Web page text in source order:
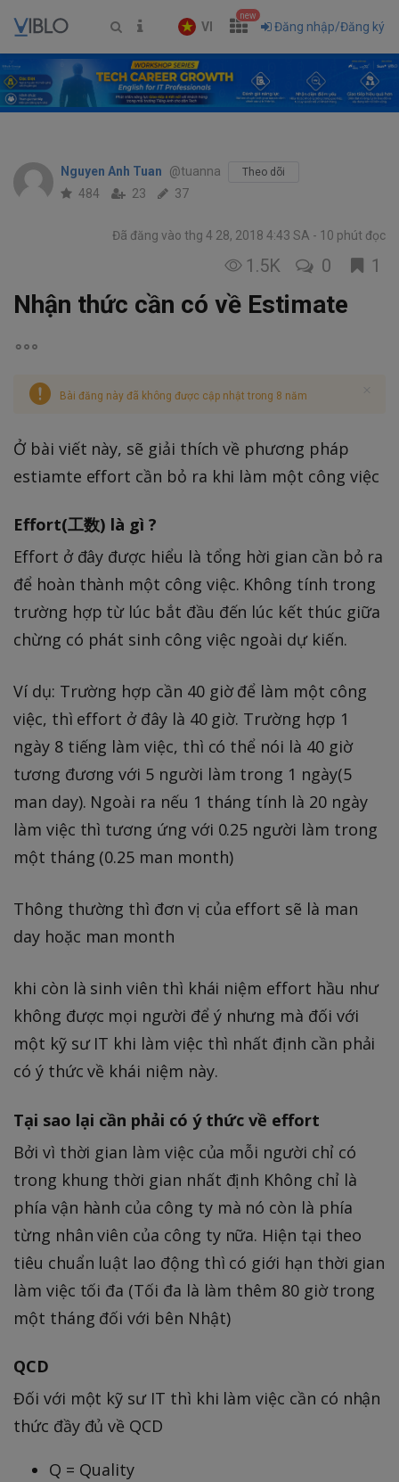
VI
new
Đăng nhập/Đăng ký
Nguyen Anh Tuan @tuanna Theo dõi
484 23 37
Đã đăng vào thg 4 28, 2018 4:43 SA 10 phút đọc
1.5K 0 1
Nhận thức cần có về Estimate
Bài đăng này đã không được cập nhật trong 8 năm
Ở bài viết này, sẽ giải thích về phương pháp
estiamte effort cần bỏ ra khi làm một công việc
Effort(工数) là gì ?
Effort ở đây được hiểu là tổng hời gian cần bỏ ra
để hoàn thành một công việc. Không tính trong
trường hợp từ lúc bắt đầu đến lúc kết thúc giữa
chừng có phát sinh công việc ngoài dự kiến.
Ví dụ: Trường hợp cần 40 giờ để làm một công
việc, thì effort ở đây là 40 giờ. Trường hợp 1
ngày 8 tiếng làm việc, thì có thể nói là 40 giờ
tương đương với 5 người làm trong 1 ngày(5
man day). Ngoài ra nếu 1 tháng tính là 20 ngày
làm việc thì tương ứng với 0.25 người làm trong
một tháng (0.25 man month)
Thông thường thì đơn vị của effort sẽ là man
day hoặc man month
khi còn là sinh viên thì khái niệm effort hầu như
không được mọi người để ý nhưng mà đối với
một kỹ sư IT khi làm việc thì nhất định cần phải
có ý thức về khái niệm này.
Tại sao lại cần phải có ý thức về effort
Bởi vì thời gian làm việc của mỗi người chỉ có
trong khung thời gian nhất định Không chỉ là
phía vận hành của công ty mà nó còn là phía
từng nhân viên của công ty nữa. Hiện tại theo
tiêu chuẩn luật lao động thì có giới hạn thời gian
làm việc tối đa (Tối đa là làm thêm 80 giờ trong
một tháng đối với bên Nhật)
QCD
Đối với một kỹ sư IT thì khi làm việc cần có nhận
thức đầy đủ về QCD
Q = Quality